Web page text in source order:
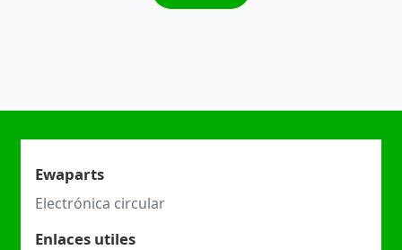
Ewaparts
Electrónica circular
Enlaces utiles